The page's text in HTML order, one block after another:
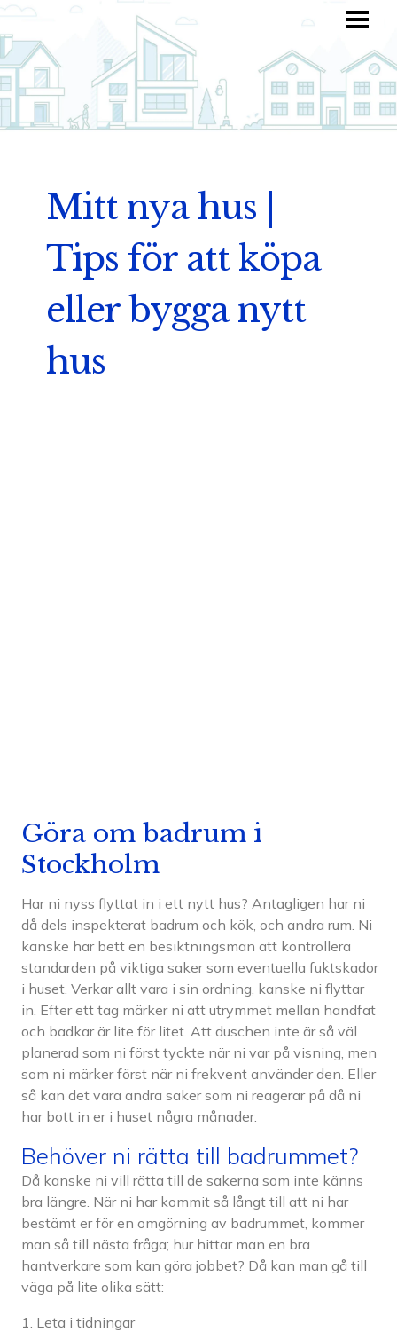
HITTA INSPIRATION
TOTALKOSTNAD
ANVÄND DIN FANTASI
Mitt nya hus |
Tips för att köpa
eller bygga nytt
hus
Göra om badrum i
Stockholm
Har ni nyss flyttat in i ett nytt hus? Antagligen har ni
då dels inspekterat badrum och kök, och andra rum. Ni
kanske har bett en besiktningsman att kontrollera
standarden på viktiga saker som eventuella fuktskador
i huset. Verkar allt vara i sin ordning, kanske ni flyttar
in. Efter ett tag märker ni att utrymmet mellan handfat
och badkar är lite för litet. Att duschen inte är så väl
planerad som ni först tyckte när ni var på visning, men
som ni märker först när ni frekvent använder den. Eller
så kan det vara andra saker som ni reagerar på då ni
har bott in er i huset några månader.
Behöver ni rätta till badrummet?
Då kanske ni vill rätta till de sakerna som inte känns
bra längre. När ni har kommit så långt till att ni har
bestämt er för en omgörning av badrummet, kommer
man så till nästa fråga; hur hittar man en bra
hantverkare som kan göra jobbet? Då kan man gå till
väga på lite olika sätt:
1. Leta i tidningar